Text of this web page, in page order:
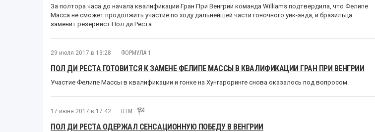
За полтора часа до начала квалификации Гран При Венгрии команда Williams подтвердила, что Фелипе
Масса не сможет продолжить участие по ходу дальнейшей части гоночного уик-энда, и бразильца
заменит резервист Пол ди Реста.
29 июля 2017 в 13:28 ФОРМУЛА 1
ПОЛ ДИ РЕСТА ГОТОВИТСЯ К ЗАМЕНЕ ФЕЛИПЕ МАССЫ В КВАЛИФИКАЦИИ ГРАН ПРИ ВЕНГРИИ
Участие Фелипе Массы в квалификации и гонке на Хунгароринге снова оказалось под вопросом.
17 июня 2017 в 17:42 DTM
ПОЛ ДИ РЕСТА ОДЕРЖАЛ СЕНСАЦИОННУЮ ПОБЕДУ В ВЕНГРИИ